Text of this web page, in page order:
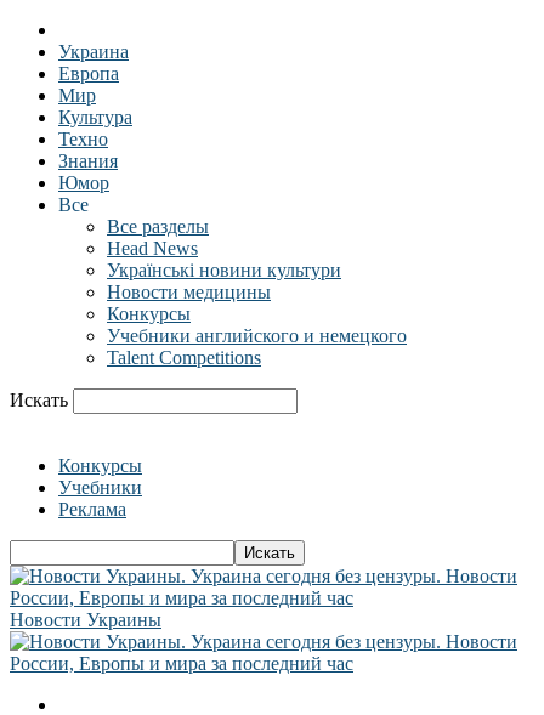
Украина
Европа
Мир
Культура
Техно
Знания
Юмор
Все
Все разделы
Head News
Українські новини культури
Новости медицины
Конкурсы
Учебники английского и немецкого
Talent Competitions
Искать
Конкурсы
Учебники
Реклама
Новости Украины